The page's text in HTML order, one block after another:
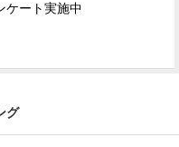
ケート実施中
グ